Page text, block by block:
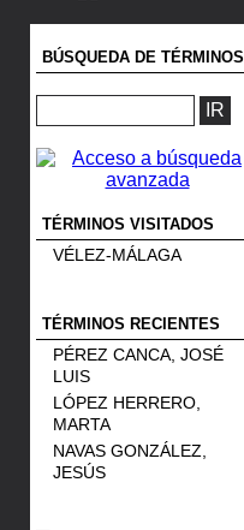
BÚSQUEDA DE TÉRMINOS
TÉRMINOS VISITADOS
VÉLEZ-MÁLAGA
TÉRMINOS RECIENTES
PÉREZ CANCA, JOSÉ
LUIS
LÓPEZ HERRERO,
MARTA
NAVAS GONZÁLEZ,
JESÚS